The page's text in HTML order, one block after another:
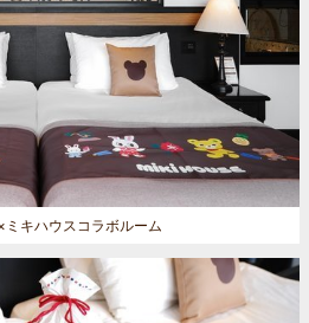
キハウスコラボルーム